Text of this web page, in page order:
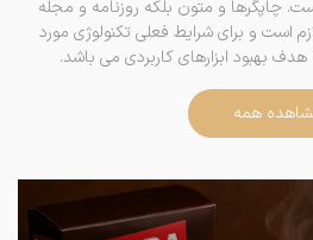
چاپگرها و متون بلکه روزنامه و مجله
است و برای شرایط فعلی تکنولوژی مورد
هدف بهبود ابزارهای کاربردی می باشد.
همه